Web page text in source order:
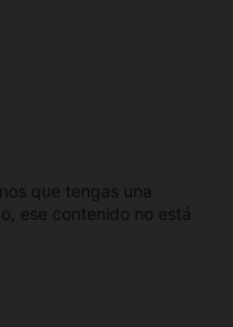
que tengas una
ese contenido no está